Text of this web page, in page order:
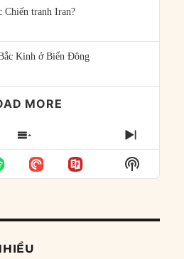
Chiến tranh Iran?
Kinh ở Biển Đông
MORE
SHOW
EPISODES
LIST
NEXT
Show
Podcast